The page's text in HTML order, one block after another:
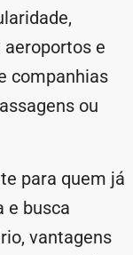
e
companhias
ou
para quem já
e busca
vantagens